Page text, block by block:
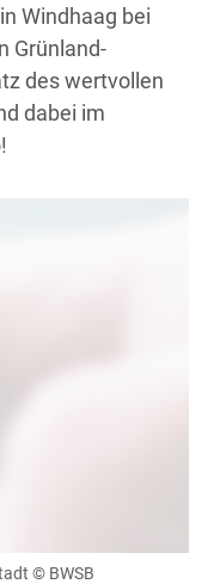
Windhaag bei
Grünland-
des wertvollen
dabei im
© BWSB